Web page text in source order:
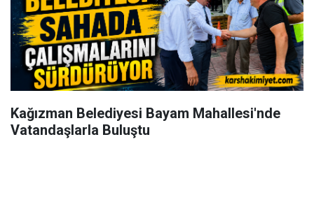
Kağızman Belediyesi Bayam Mahallesi'nde
Vatandaşlarla Buluştu